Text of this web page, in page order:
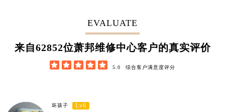
EVALUATE
来自62852位萧邦维修中心客户的真实评价
     5.0 综合客户满意度评分
坏孩子 Lv6